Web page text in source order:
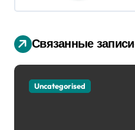
о
з
а
Связанные записи
Uncategorised